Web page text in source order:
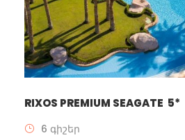
RIXOS PREMIUM SEAGATE 5*
6 գիշեր